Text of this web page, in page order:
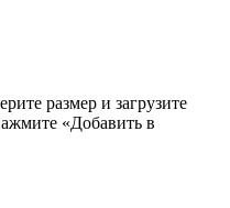
размер и загрузите
«Добавить в